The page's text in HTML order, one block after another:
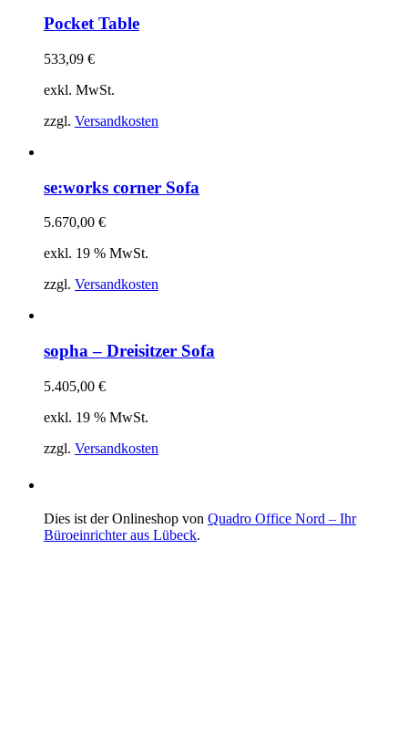
Pocket Table
533,09 €
exkl. MwSt.
zzgl. Versandkosten
se:works corner Sofa
5.670,00 €
exkl. 19 % MwSt.
zzgl. Versandkosten
sopha – Dreisitzer Sofa
5.405,00 €
exkl. 19 % MwSt.
zzgl. Versandkosten
Dies ist der Onlineshop von Quadro Office Nord – Ihr
Büroeinrichter aus Lübeck.